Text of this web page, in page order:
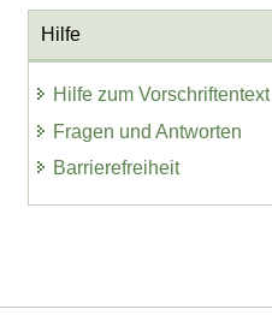
Hilfe
Hilfe zum Vorschriftentext
Fragen und Antworten
Barrierefreiheit